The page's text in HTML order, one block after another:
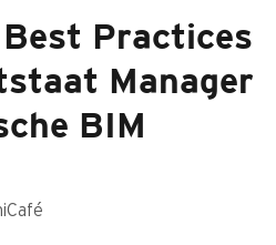
Practices
Manager
BIM